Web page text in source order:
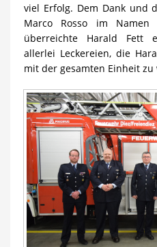
viel Erfolg. Dem Dank und
Marco Rosso im
überreichte Harald Fett
allerlei Leckereien, die
mit der gesamten Einheit